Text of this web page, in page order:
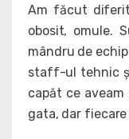
Am făcut
obosit, omule.
mândru de
staff-ul tehnic
capăt ce
gata, dar